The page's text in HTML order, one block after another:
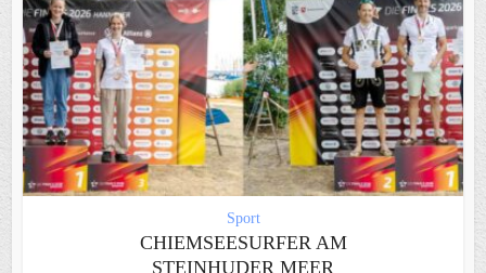
Sport
CHIEMSEESURFER AM
STEINHUDER MEER